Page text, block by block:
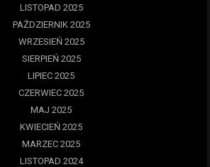
LISTOPAD 2025
PAŹDZIERNIK 2025
WRZESIEŃ 2025
SIERPIEŃ 2025
LIPIEC 2025
CZERWIEC 2025
MAJ 2025
KWIECIEŃ 2025
MARZEC 2025
LISTOPAD 2024